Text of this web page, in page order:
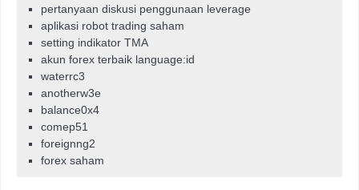
pertanyaan diskusi penggunaan leverage
aplikasi robot trading saham
setting indikator TMA
akun forex terbaik language:id
waterrc3
anotherw3e
balance0x4
comep51
foreignng2
forex saham